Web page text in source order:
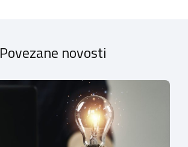
Povezane novosti